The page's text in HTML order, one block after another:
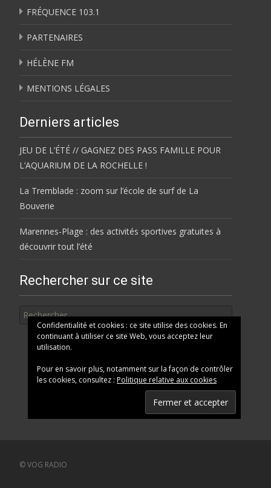
FRÉQUENCE 103.1
PARTENAIRES
HÉLÈNE FM
MENTIONS LÉGALES
Derniers articles
JEU DE L’ÉTÉ // GAGNEZ DES PASS FAMILLE POUR
L’AQUARIUM DE LA ROCHELLE !
La Tremblade : zoom sur l’école de surf de La
Bouverie
Marennes-Plage : des activités sportives gratuites à
découvrir tout l’été
Rechercher sur ce site
Confidentialité et cookies : ce site utilise des cookies. En
continuant à utiliser ce site Web, vous acceptez leur
utilisation.
Pour en savoir plus, notamment sur la façon de contrôler
les cookies, consultez : Politique relative aux cookies
© VOG RADIO